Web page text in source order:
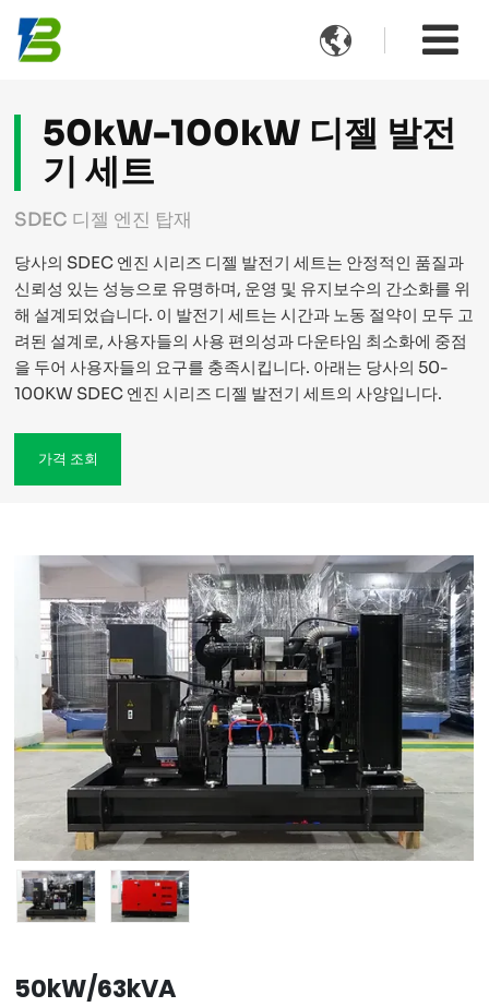

50kW-100kW 디젤 발전
기 세트
SDEC 디젤 엔진 탑재
당사의 SDEC 엔진 시리즈 디젤 발전기 세트는 안정적인 품질과
신뢰성 있는 성능으로 유명하며, 운영 및 유지보수의 간소화를 위
해 설계되었습니다. 이 발전기 세트는 시간과 노동 절약이 모두 고
려된 설계로, 사용자들의 사용 편의성과 다운타임 최소화에 중점
을 두어 사용자들의 요구를 충족시킵니다. 아래는 당사의 50-
100KW SDEC 엔진 시리즈 디젤 발전기 세트의 사양입니다.
가격 조회
50kW/63kVA